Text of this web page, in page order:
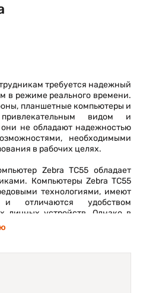
требуется надежный
в режиме реального времени.
планшетные компьютеры и
видом и
они не обладают надежностью
необходимыми
в рабочих целях.
Zebra TC55 обладает
Компьютеры Zebra TC55
технологиями, имеют
отличаются удобством
личных устройств. Однако в
уровня эти
рассчитаны на работу в
их выход из строя менее
на выезде. Меньшая